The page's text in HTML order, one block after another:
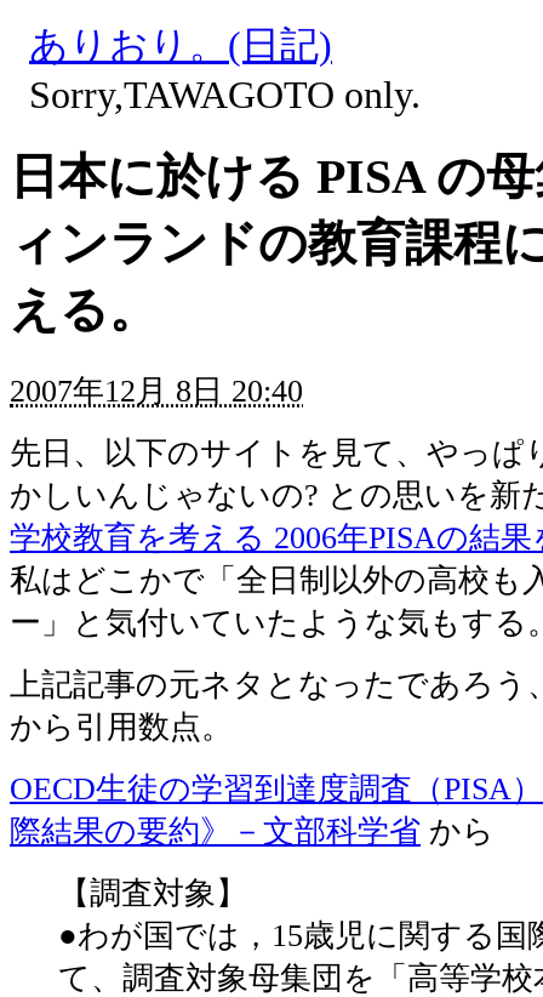
ありおり。(日記)
Sorry,TAWAGOTO only.
日本に於ける PISA の
ィンランドの教育課程
える。
2007年12月 8日 20:40
先日、以下のサイトを見て、やっぱ
かしいんじゃないの? との思いを新
学校教育を考える 2006年PISAの結
私はどこかで「全日制以外の高校も
ー」と気付いていたような気もする
上記記事の元ネタとなったであろう
から引用数点。
OECD生徒の学習到達度調査（PISA
際結果の要約》－文部科学省 から
【調査対象】
●わが国では，15歳児に関する国
て、調査対象母集団を「高等学